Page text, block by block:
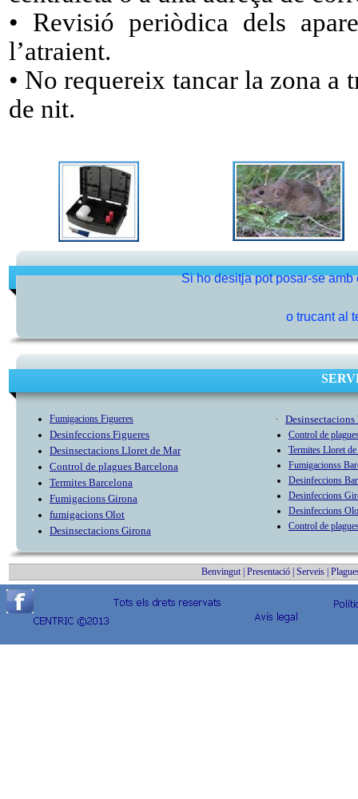
• Revisió periòdica dels
l’atraient.
• No requereix tancar la zona
de nit.
Si ho desitja pot posar-se
o trucant al
Fumigacions Figueres
Desinfeccions Figueres
Desinsectacions Lloret de Mar
Control de plagues Barcelona
Termites Barcelona
Fumigacions Girona
fumigacions Olot
Desinsectacions Girona
· Desinsectacions
Control de plag
Termites Lloret
Fumigacionss
Desinfeccions
Desinfeccions
Desinfeccions
Control de
Benvingut| Presentació Serveis